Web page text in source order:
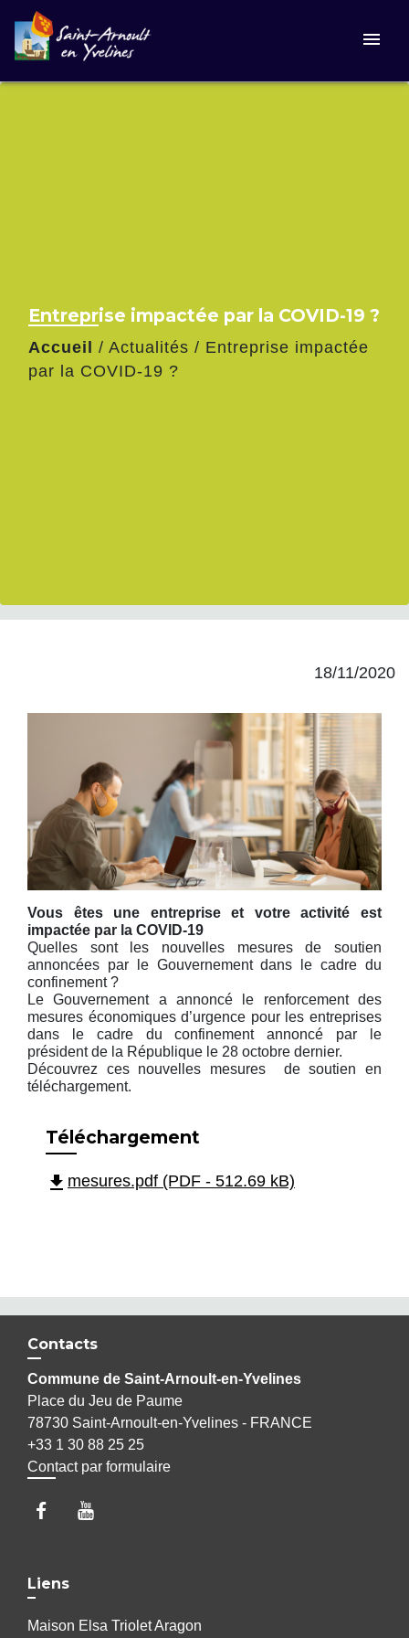
menu
Entreprise impactée par la COVID-19 ?
Accueil / Actualités / Entreprise impactée
par la COVID-19 ?
18/11/2020
Vous êtes une entreprise et votre activité est
impactée par la COVID-19
Quelles sont les nouvelles mesures de soutien
annoncées par le Gouvernement dans le cadre du
confinement ?
Le Gouvernement a annoncé le renforcement des
mesures économiques d’urgence pour les entreprises
dans le cadre du confinement annoncé par le
président de la République le 28 octobre dernier.
Découvrez ces nouvelles mesures de soutien en
téléchargement.
Téléchargement
file_download mesures.pdf (PDF - 512.69 kB)
Contacts
Commune de Saint-Arnoult-en-Yvelines
Place du Jeu de Paume
78730 Saint-Arnoult-en-Yvelines - FRANCE
+33 1 30 88 25 25
Contact par formulaire
Liens
Maison Elsa Triolet Aragon